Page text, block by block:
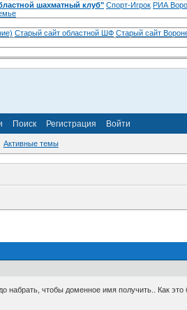
шахматный клуб" Спорт-Игрок РИА
Старый сайт областной ШФ Старый сайт
Поиск Регистрация Войти
Активные темы
набрать, чтобы доменное имя получить.. Как